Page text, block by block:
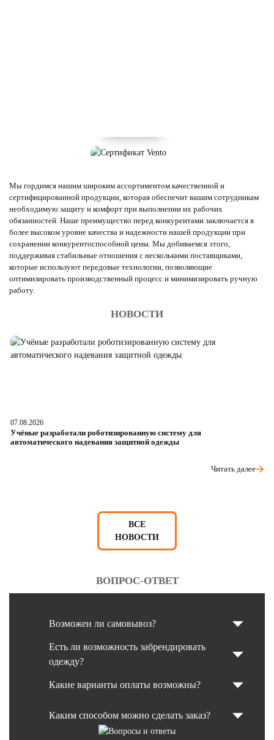
Мы гордимся нашим широким ассортиментом качественной и
сертифицированной продукции, которая обеспечит вашим сотрудникам
необходимую защиту и комфорт при выполнении их рабочих
обязанностей. Наше преимущество перед конкурентами заключается в
более высоком уровне качества и надежности нашей продукции при
сохранении конкурентоспособной цены. Мы добиваемся этого,
поддерживая стабильные отношения с несколькими поставщиками,
которые используют передовые технологии, позволяющие
оптимизировать производственный процесс и минимизировать ручную
работу.
НОВОСТИ
07.08.2026
Учёные разработали роботизированную систему для
автоматического надевания защитной одежды
Читать далее
ВСЕ
НОВОСТИ
ВОПРОС-ОТВЕТ
Возможен ли самовывоз?
Есть ли возможность забрендировать
одежду?
Какие варианты оплаты возможны?
Каким способом можно сделать заказ?